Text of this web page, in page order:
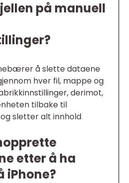
på manuell
å slette dataene
hver fil, mappe og
derimot,
tilbake til
sletter alt innhold
etter å ha
iPhone?